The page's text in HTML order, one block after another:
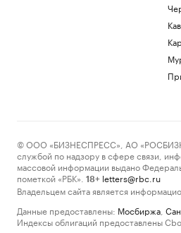
© ООО «БИЗНЕСПРЕСС», АО
службой по надзору в сфере связи,
массовой информации выдано
пометкой «РБК».
18+ letters@rbc.ru
Владельцем сайта является
Данные предоставлены: Мосбиржа
Индексы облигаций предоставлены